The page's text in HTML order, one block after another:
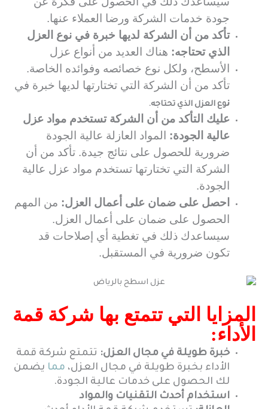
جودة خدمات الشركة ورضا العملاء عنها.
تأكد من أن الشركة لديها خبرة في نوع العزل
الذي تحتاجه: هناك العديد من أنواع عزل
الأسطح، ولكل نوع خصائصه وفوائده الخاصة.
تأكد من أن الشركة التي تختارتها لديها خبرة في
نوع العزل الذي تحتاجه.
عليك التأكد من أن الشركة تستخدم مواد عزل
عالية الجودة: المواد العازلة عالية الجودة
ضرورية للحصول على نتائج جيدة. تأكد من أن
الشركة التي تختارتها تستخدم مواد عزل عالية
الجودة.
احصل على ضمان على أعمال العزل: من المهم
الحصول على ضمان على أعمال العزل.
سيساعدك ذلك في تغطية أي إصلاحات قد
تكون ضرورية في المستقبل.
المزايا التي تتمتع بها شركة قمة
الأداء:
خبرة طويلة في مجال العزل: تتمتع شركة قمة
الأداء بخبرة طويلة في مجال العزل، مما يضمن
لك الحصول على خدمات عالية الجودة.
استخدام أحدث التقنيات والمواد